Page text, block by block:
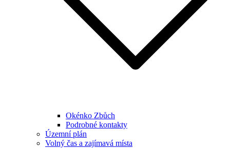
Okénko Zbůch
Podrobné kontakty
Územní plán
Volný čas a zajímavá místa